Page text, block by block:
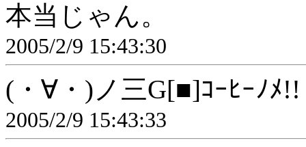
本当じゃん。
2005/2/9 15:43:30
(・∀・)ノ三G[■]ｺｰﾋｰﾉﾒ!!
2005/2/9 15:43:33